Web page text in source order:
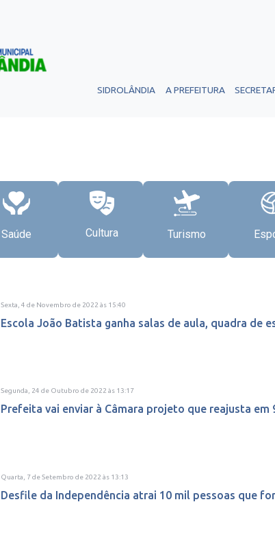
SIDROLÂNDIA A PREFEITURA
Saúde Cultura Turismo
Sexta, 4 de Novembro de 2022 às 15:40
Escola João Batista ganha salas de aula, quadra de
Segunda, 24 de Outubro de 2022 às 13:17
Prefeita vai enviar à Câmara projeto que reajusta em
Quarta, 7 de Setembro de 2022 às 13:13
Desfile da Independência atrai 10 mil pessoas que